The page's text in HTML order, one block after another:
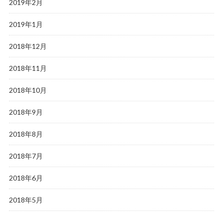
2019年2月
2019年1月
2018年12月
2018年11月
2018年10月
2018年9月
2018年8月
2018年7月
2018年6月
2018年5月